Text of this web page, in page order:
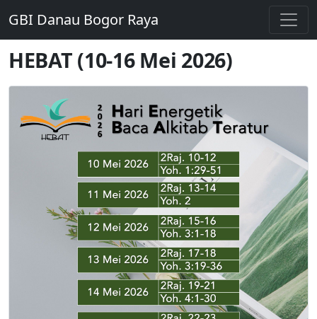
GBI Danau Bogor Raya
HEBAT (10-16 Mei 2026)